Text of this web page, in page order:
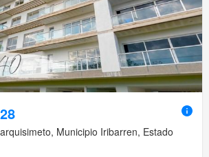
Municipio Iribarren, Estado